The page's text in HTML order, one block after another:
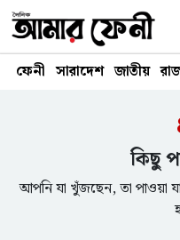
ফেনী সারাদেশ জাতীয়
কিছু
আপনি যা খুঁজছেন, তা পাওয়া